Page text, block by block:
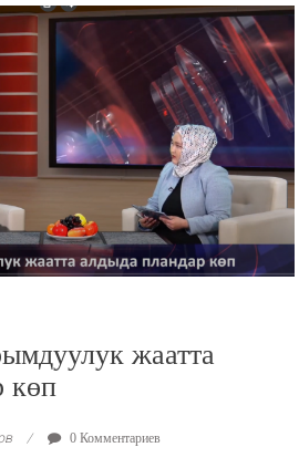
жаатта
көп
0 Комментариев